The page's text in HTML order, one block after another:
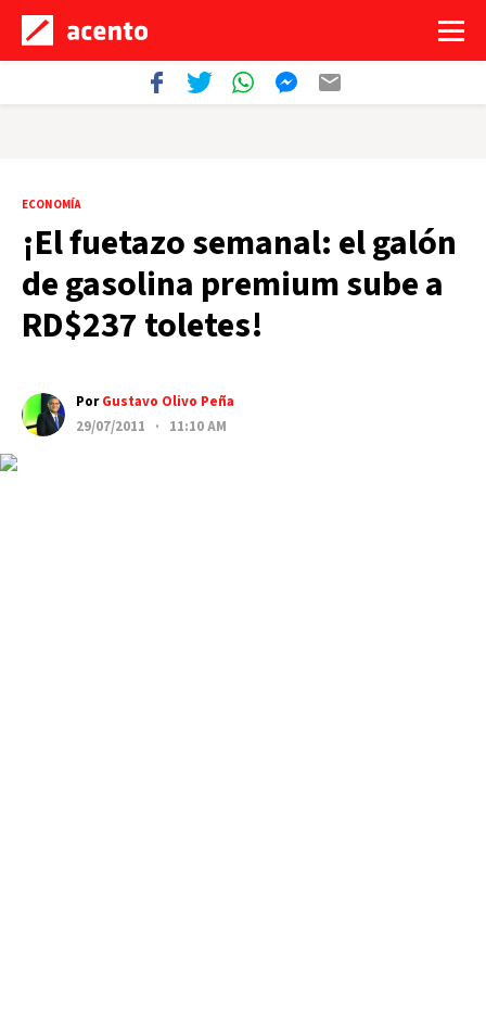
ECONOMÍA
¡El fuetazo semanal: el galón
de gasolina premium sube a
RD$237 toletes!
PorGustavo Olivo Peña
29/07/2011 · 11:10 AM